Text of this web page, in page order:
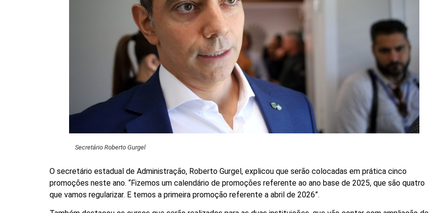
Secretário Roberto Gurgel
O secretário estadual de Administração, Roberto Gurgel, explicou que serão colocadas em prática cinco
promoções neste ano. “Fizemos um calendário de promoções referente ao ano base de 2025, que são quatro
que vamos regularizar. E temos a primeira promoção referente a abril de 2026”.